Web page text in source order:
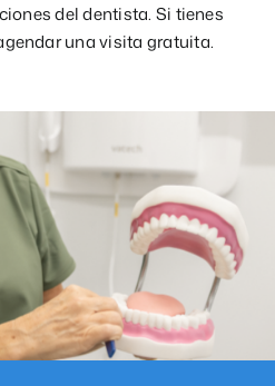
del dentista. Si tienes
una visita gratuita.